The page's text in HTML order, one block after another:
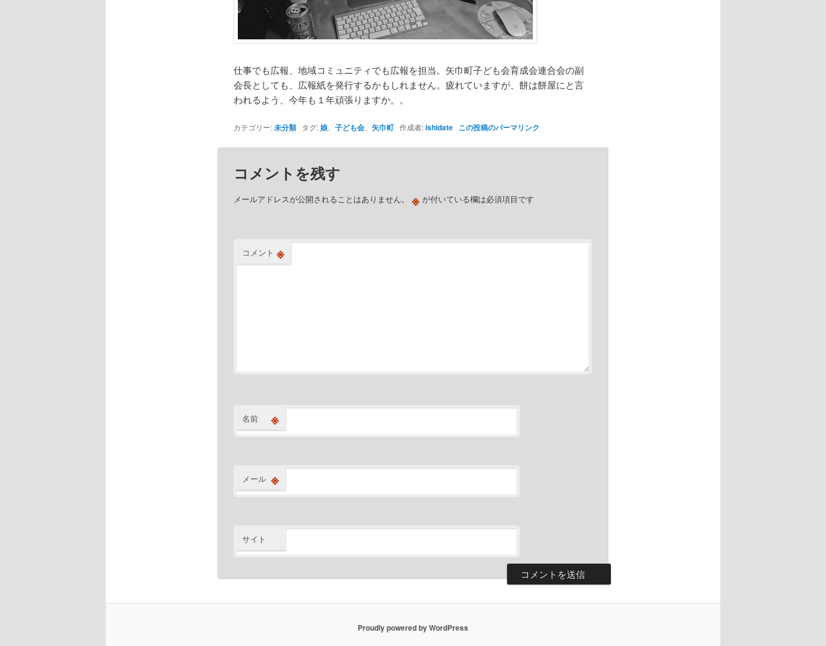
仕事でも広報、地域コミュニティでも広報を担当。矢巾町子ども会育成会連合会の副
会長としても、広報紙を発行するかもしれません。疲れていますが、餅は餅屋にと言
われるよう、今年も１年頑張りますか。。
カテゴリー:未分類タグ:娘、 子ども会、 矢巾町作成者:ishidate この投稿のパーマリンク
コメントを残す
メールアドレスが公開されることはありません。 ※が付いている欄は必須項目です
コメント ※
名前 ※
メール ※
サイト
Proudly powered by WordPress